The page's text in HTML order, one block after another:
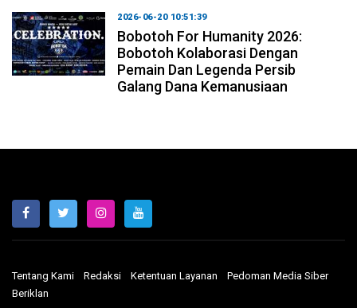
2026-06-20 10:51:39
Bobotoh For Humanity 2026:
Bobotoh Kolaborasi Dengan
Pemain Dan Legenda Persib
Galang Dana Kemanusiaan
Tentang Kami Redaksi Ketentuan Layanan
Pedoman Media Siber
Beriklan